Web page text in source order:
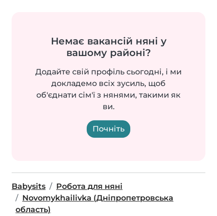
Немає вакансій няні у
вашому районі?
Додайте свій профіль сьогодні, і ми
докладемо всіх зусиль, щоб
об'єднати сім'ї з нянями, такими як
ви.
Почніть
Babysits
Робота для няні
Novomykhailivka (Дніпропетровська
область)